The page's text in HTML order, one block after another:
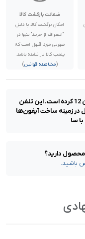
ضمانت بازگشت کالا
امکان برگشت کالا با دلیل
"انصراف از خرید" تنها در
صورتی مورد قبول است که
پلمب کالا باز نشده باشد.
(مشاهده قوانین)
شرکت اپل در سال 2020 اقدام به معرفی آیفون 12 کرده است. این تلفن
در زمینه ساخت آیفون‌ها
محصول دارید؟
باشید.